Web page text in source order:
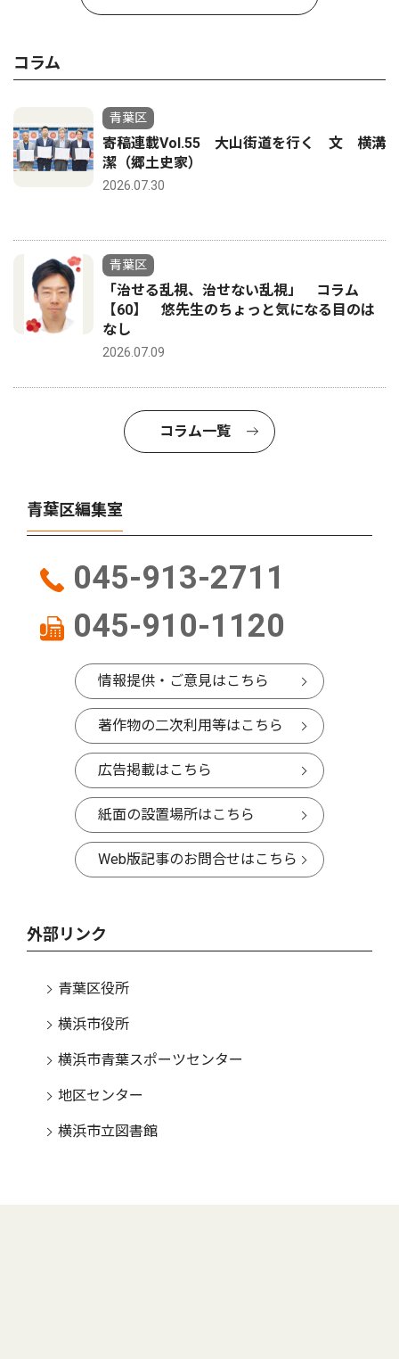
コラム
青葉区
寄稿連載Vol.55 大山街道を行く 文 横溝
潔（郷土史家）
2026.07.30
青葉区
「治せる乱視、治せない乱視」 コラム
【60】 悠先生のちょっと気になる目のは
なし
2026.07.09
コラム一覧
青葉区編集室
045-913-2711
045-910-1120
情報提供・ご意見はこちら
著作物の二次利用等はこちら
広告掲載はこちら
紙面の設置場所はこちら
Web版記事のお問合せはこちら
外部リンク
青葉区役所
横浜市役所
横浜市青葉スポーツセンター
地区センター
横浜市立図書館